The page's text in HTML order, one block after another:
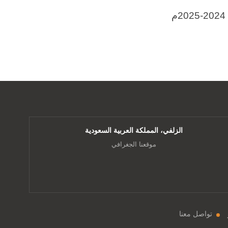
الزلفي، المملكة العربية السعودية
موقعنا الجغرافي
تواصل معنا